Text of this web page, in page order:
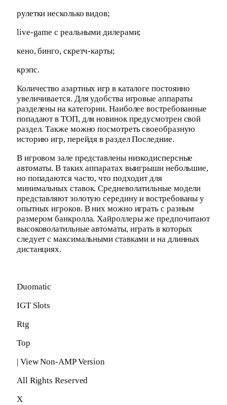
рулетки несколько видов;
live-game с реальными дилерами;
кено, бинго, скретч-карты;
крэпс.
Количество азартных игр в каталоге постоянно
увеличивается. Для удобства игровые аппараты
разделены на категории. Наиболее востребованные
попадают в ТОП, для новинок предусмотрен свой
раздел. Также можно посмотреть своеобразную
историю игр, перейдя в раздел Последние.
В игровом зале представлены низкодисперсные
автоматы. В таких аппаратах выигрыши небольшие,
но попадаются часто, что подходит для
минимальных ставок. Средневолатильные модели
представляют золотую середину и востребованы у
опытных игроков. В них можно играть с разным
размером банкролла. Хайроллеры же предпочитают
высоковолатильные автоматы, играть в которых
следует с максимальными ставками и на длинных
дистанциях.
Duomatic
IGT Slots
Rtg
Top
| View Non-AMP Version
All Rights Reserved
X